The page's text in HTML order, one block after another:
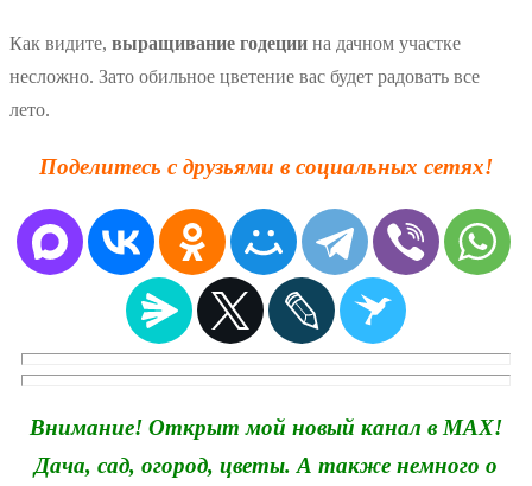
Как видите, выращивание годеции на дачном участке
несложно. Зато обильное цветение вас будет радовать все
лето.
Поделитесь с друзьями в социальных сетях!
Внимание! Открыт мой новый канал в MAX!
Дача, сад, огород, цветы. А также немного о